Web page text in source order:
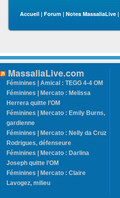
Accueil | Forum | Notes MassaliaLive |
MassaliaLive.com
Féminines | Amical : TEGG 4-4 OM
Féminines | Mercato : Melissa
Herrera quitte l’OM
Féminines | Mercato : Emily Burns,
gardienne
Féminines | Mercato : Nelly da Cruz
Rodrigues, défenseure
Féminines | Mercato : Darlina
Joseph quitte l’OM
Féminines | Mercato : Claire
Lavogez, milieu